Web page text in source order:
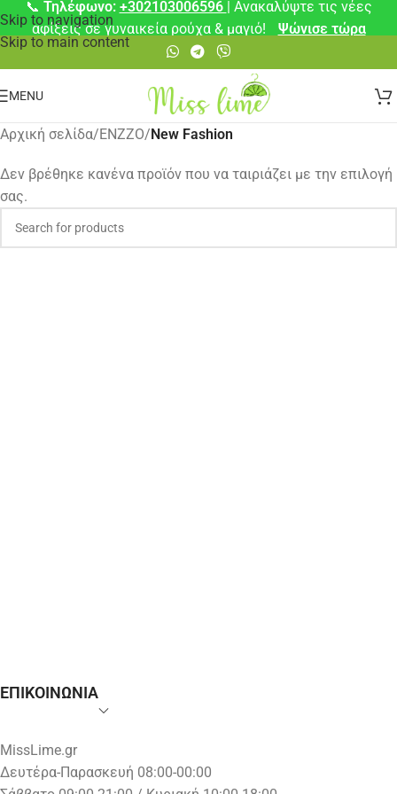
Skip to navigation
Skip to main content
📞 Τηλέφωνο: +302103006596 | Ανακαλύψτε τις νέες
αφίξεις σε γυναικεία ρούχα & μαγιό!
Ψώνισε τώρα
MENU
Αρχική σελίδα/ENZZO/New Fashion
Δεν βρέθηκε κανένα προϊόν που να ταιριάζει με την επιλογή
σας.
ΕΠΙΚΟΙΝΩΝΙΑ
MissLime.gr
Δευτέρα-Παρασκευή 08:00-00:00